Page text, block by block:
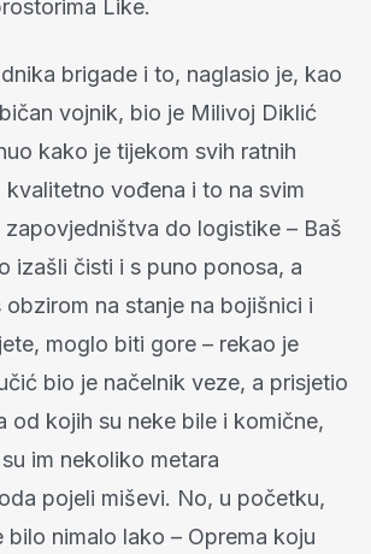
Like.
brigade i to, naglasio je, kao
vojnik, bio je Milivoj Diklić
kako je tijekom svih ratnih
vođena i to na svim
do logistike – Baš
izašli čisti i s puno ponosa, a
obzirom na stanje na bojišnici i
moglo biti gore – rekao je
bio je načelnik veze, a prisjetio
od kojih su neke bile i komične,
im nekoliko metara
pojeli miševi. No, u početku,
bilo nimalo lako – Oprema koju